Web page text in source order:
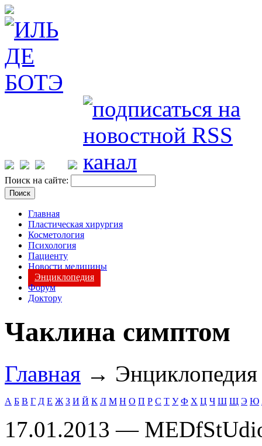
Поиск на сайте:
Главная
Пластическая хирургия
Косметология
Психология
Пациенту
Новости медицины
Энциклопедия
Форум
Доктору
Чаклина симптом
Главная →
А Б В Г Д Е Ж З И Й К Л М Н О П Р С Т У Ф Х Ц Ч Ш Щ Э Ю
17.01.2013 —